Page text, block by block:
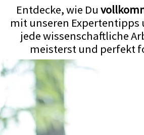
Entdecke, wie Du
mit unseren Expertentipps
jede wissenschaftliche
meisterst und perfekt